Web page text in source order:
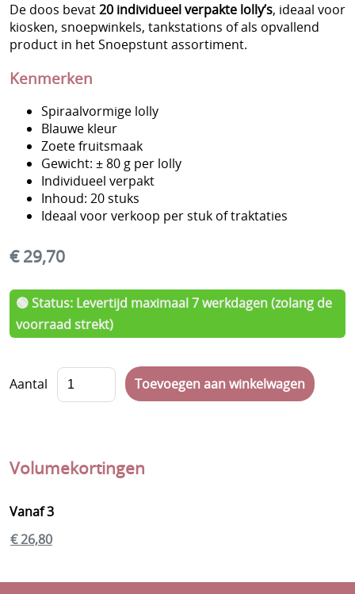
Snoep verpakt per stuk
Spekken & Marshmallows
Rollen, doosjes en blikjes snoep
Kinderartikelen
Kauwgom
Lekstokken/Snoepstokken
Chips
Veggie
Vegan
Halal
Geboortesnoep
Koeken
Dag van de leerkracht
Eindejaar
De doos bevat20 individueel verpakte lolly’s, ideaal voor
kiosken, snoepwinkels, tankstations of als opvallend
product in het Snoepstunt assortiment.
Kenmerken
Spiraalvormige lolly
Blauwe kleur
Zoete fruitsmaak
Gewicht: ± 80 g per lolly
Individueel verpakt
Inhoud: 20 stuks
Ideaal voor verkoop per stuk of traktaties
€ 29,70
🟢 Status: Levertijd maximaal 7 werkdagen (zolang de
voorraad strekt)
Aantal
Volumekortingen
Vanaf 3
€ 26,80